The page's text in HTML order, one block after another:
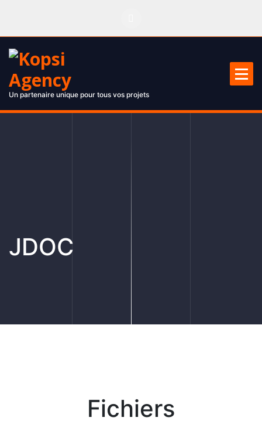
Un partenaire unique pour tous vos projets
JDOC
Fichiers